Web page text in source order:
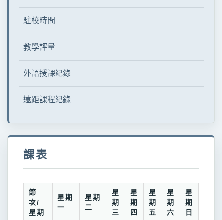
駐校時間
教學評量
外語授課紀錄
遠距課程紀錄
課表
節
次/
星期
星期
一
星期
二
星
期
三
星
期
四
星
期
五
星
期
六
星
期
日